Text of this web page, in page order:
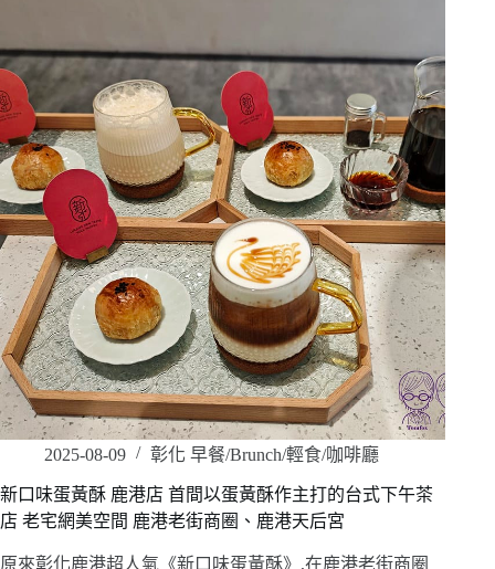
2025-08-09 彰化 早餐/Brunch/輕食/咖啡廳
新口味蛋黃酥 鹿港店 首間以蛋黃酥作主打的台式下午茶
店 老宅網美空間 鹿港老街商圈、鹿港天后宮
原來彰化鹿港超人氣《新口味蛋黃酥》,在鹿港老街商圈